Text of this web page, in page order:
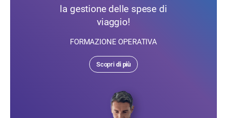
la gestione delle spese di
viaggio!
FORMAZIONE OPERATIVA
Scopri di più